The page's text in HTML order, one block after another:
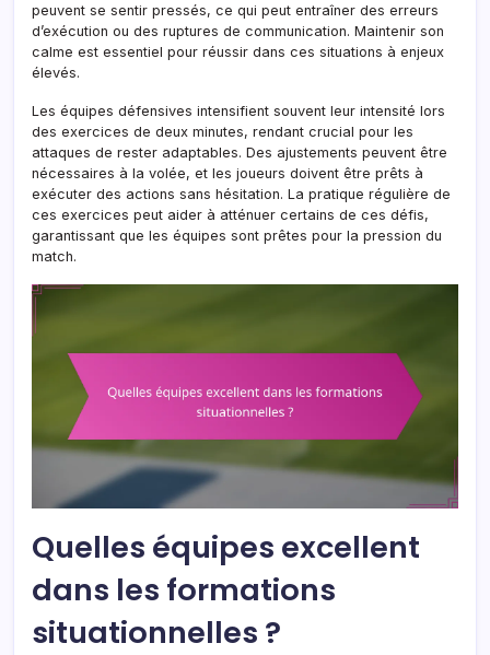
peuvent se sentir pressés, ce qui peut entraîner des erreurs
d’exécution ou des ruptures de communication. Maintenir son
calme est essentiel pour réussir dans ces situations à enjeux
élevés.
Les équipes défensives intensifient souvent leur intensité lors
des exercices de deux minutes, rendant crucial pour les
attaques de rester adaptables. Des ajustements peuvent être
nécessaires à la volée, et les joueurs doivent être prêts à
exécuter des actions sans hésitation. La pratique régulière de
ces exercices peut aider à atténuer certains de ces défis,
garantissant que les équipes sont prêtes pour la pression du
match.
Quelles équipes excellent
dans les formations
situationnelles ?